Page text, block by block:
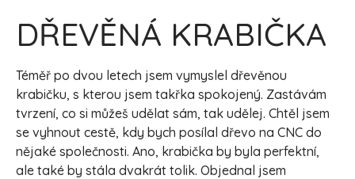
DŘEVĚNÁ KRABIČKA
Téměř po dvou letech jsem vymyslel dřevěnou
krabičku, s kterou jsem takřka spokojený. Zastávám
tvrzení, co si můžeš udělat sám, tak udělej. Chtěl jsem
se vyhnout cestě, kdy bych posílal dřevo na CNC do
nějaké společnosti. Ano, krabička by byla perfektní,
ale také by stála dvakrát tolik. Objednal jsem